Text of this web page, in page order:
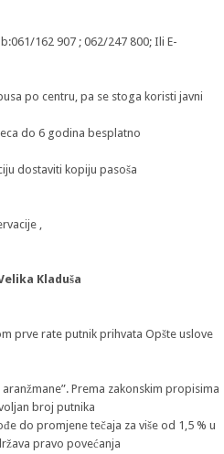
162 907 ; 062/247 800; Ili E-
po centru, pa se stoga koristi javni
do 6 godina besplatno
dostaviti kopiju pasoša
,
Kladuša
prve rate putnik prihvata Opšte uslove
Prema zakonskim propisima
broj putnika
do promjene tečaja za više od 1,5 % u
pravo povećanja